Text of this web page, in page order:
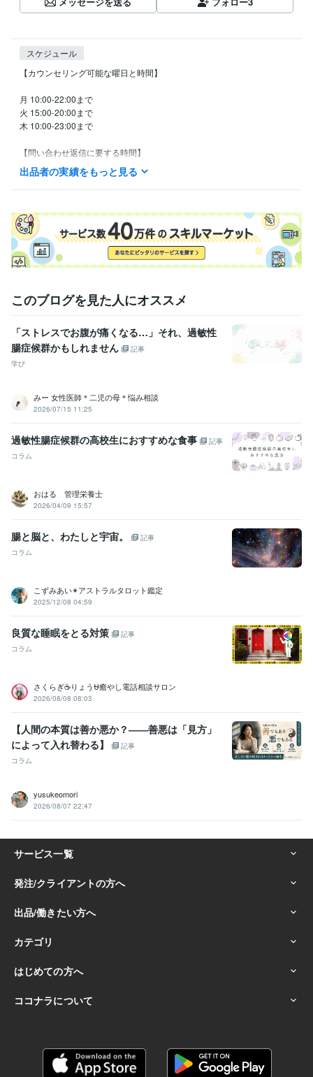
スケジュール
【カウンセリング可能な曜日と時間】
月 10:00-22:00まで
火 15:00-20:00まで
木 10:00-23:00まで
【問い合わせ返信に要する時間】
日によって即時お返事もできますが
副業としているため、最大で24時間以内とさせていただいております。
ご要望の日時に添えられるよう精一杯努めてまいります。
経験職種
クリエイター / ライター・編集 経験年数 : 5年
事務・ビジネスサポート / 事務（一般事務） 経験年数 : 8年
資格・検定
JADP認定メンタル心理カウンセラー 取得年 : 2012年
IHTA認定 1級ヨガインストラクター 取得年 : 2012年
沖ヨガ インストラクターレベルアップ養成コース全24課程履修
取
得年 : 2009年
得意分野
悩み相談・カウンセリング カウンセリング、傾聴、お悩み相談
カウンセリング 恋愛相談 人生相談 健康相談 話し相手
不安
自己啓発
出品者の実績をもっと見る
このブログを見た人にオススメ
「ストレスでお腹が痛くなる…」それ、過敏性
腸症候群かもしれません
記事
学び
みー 女性医師＊二児の母＊悩み相談
2026/07/15 11:25
過敏性腸症候群の高校生におすすめな食事
記事
コラム
おはる 管理栄養士
2026/04/09 15:57
腸と脳と、わたしと宇宙。
記事
コラム
こずみあい✴︎アストラルタロット鑑定
2025/12/08 04:59
良質な睡眠をとる対策
記事
コラム
さくらぎ☕りょう⛎癒やし電話相談サロン
2026/08/08 08:03
【人間の本質は善か悪か？――善悪は「見方」
によって入れ替わる】
記事
コラム
yusukeomori
2026/08/07 22:47